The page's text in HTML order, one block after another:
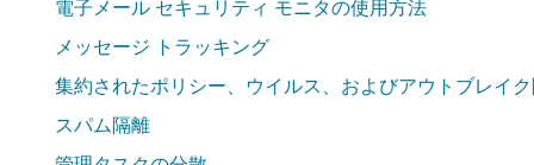
電子メール セキュリティ モニタの使用方法
メッセージ トラッキング
集約されたポリシー、ウイルス、およびアウトブレイ
スパム隔離